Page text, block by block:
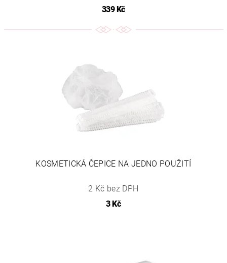
339 Kč
KOSMETICKÁ ČEPICE NA JEDNO POUŽITÍ
2 Kč bez DPH
3 Kč